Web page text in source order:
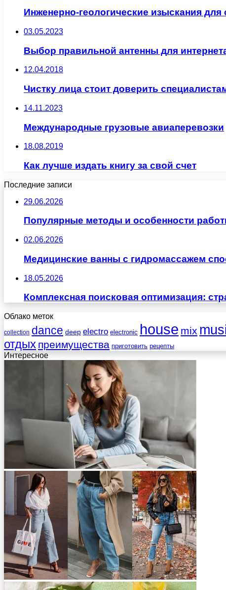
Инженерно-геологические изыскания для
03.05.2023
Выбор правильной антенны для
12.04.2018
Чистку лица стоит доверить
14.11.2023
Международные грузовые авиаперевозки
18.08.2019
Как лучше издать книгу за свой счет
Последние записи
29.06.2026
Популярные методы и особенности
02.06.2026
Медицинские ванны с гидромассажем
18.05.2026
Комплексная поисковая оптимизация:
Облако меток
collection dance deep electro electronic house mix
отдых преимущества приготовить рецепты
Интересное